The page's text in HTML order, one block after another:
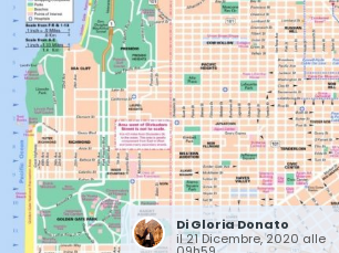
DiGloria Donato
il 21 Dicembre, 2020 alle